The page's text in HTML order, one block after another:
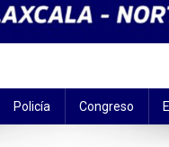
Policía Congreso